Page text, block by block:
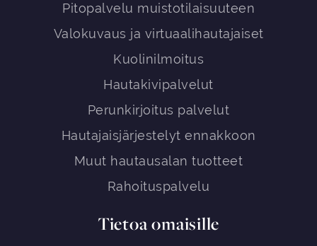
Pitopalvelu muistotilaisuuteen
Valokuvaus ja virtuaalihautajaiset
Kuolinilmoitus
Hautakivipalvelut
Perunkirjoitus palvelut
Hautajaisjärjestelyt ennakkoon
Muut hautausalan tuotteet
Rahoituspalvelu
Tietoa omaisille